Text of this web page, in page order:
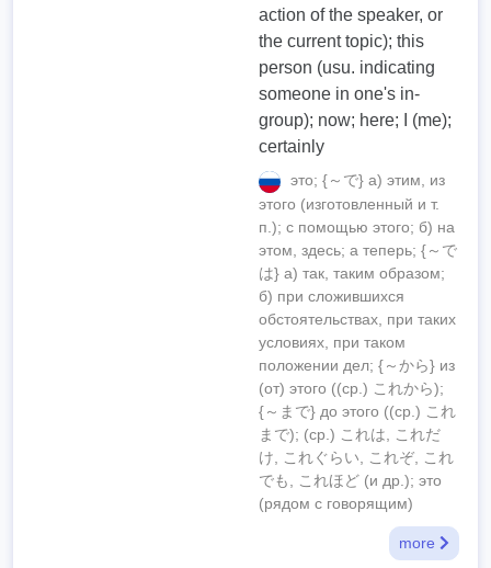
action of the speaker, or
the current topic); this
person (usu. indicating
someone in one's in-
group); now; here; I (me);
certainly
это; {～で} а) этим, из
этого (изготовленный и т.
п.); с помощью этого; б) на
этом, здесь; а теперь; {～で
は} а) так, таким образом;
б) при сложившихся
обстоятельствах, при таких
условиях, при таком
положении дел; {～から} из
(от) этого ((ср.) これから);
{～まで} до этого ((ср.) これ
まで); (ср.) これは, これだ
け, これぐらい, これぞ, これ
でも, これほど (и др.); это
(рядом с говорящим)
more